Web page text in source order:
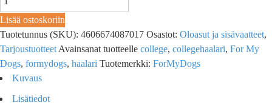
Lisää ostoskoriin
Tuotetunnus (SKU): 4606674087017 Osastot: Oloasut ja sisävaatteet,
Tarjoustuotteet Avainsanat tuotteelle college, collegehaalari, For My
Dogs, formydogs, haalari Tuotemerkki: ForMyDogs
Kuvaus
Lisätiedot